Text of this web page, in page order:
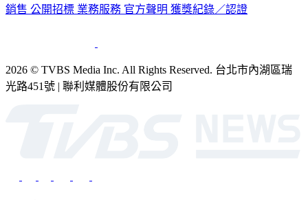
銷售 公開招標 業務服務 官方聲明 獲獎紀錄／認證
2026 © TVBS Media Inc. All Rights Reserved. 台北市內湖區瑞
光路451號 | 聯利媒體股份有限公司